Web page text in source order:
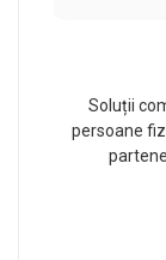
Soluții
persoane